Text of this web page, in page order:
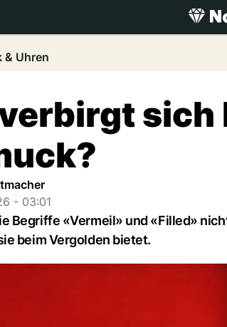
luxury.NAU.ch
& Uhren
- 03:01
Begriffe «Vermeil» und «Filled»
beim Vergolden bietet.